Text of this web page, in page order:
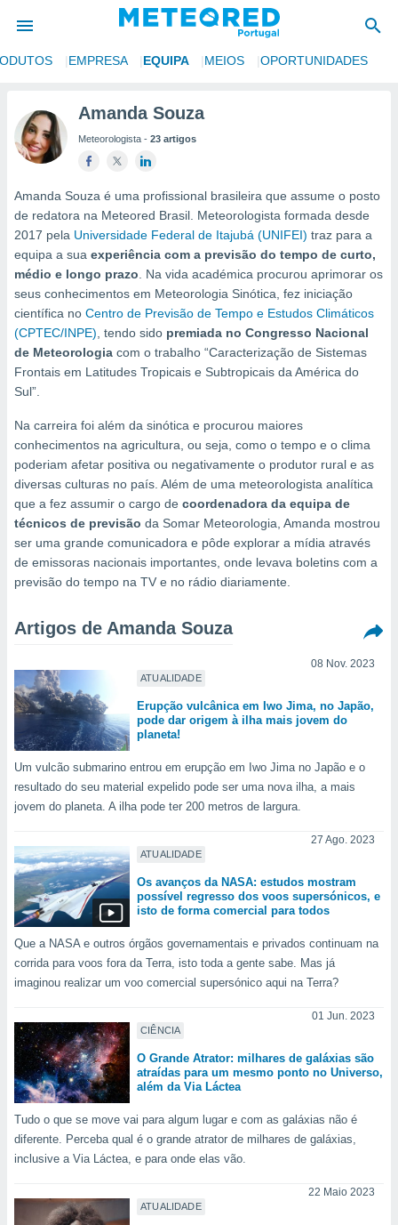
foi
as
fornecidas
a este
das
e
forma
digital
recolhidas
ou
permite-
a nossa
de alta
ao
todos os
ou
o
no
como
um perfil
lhe
com
Pode
na nossa
e
parte
a
a
cookies,
ACEITAR
CONTINUAR
CONFIGURAÇÕES
EMPRESA EQUIPA MEIOS OPORTUNIDADES
Amanda Souza
Meteorologista - 23 artigos
Amanda Souza é uma profissional brasileira que assume o posto
de redatora na Meteored Brasil. Meteorologista formada desde
2017 pela Universidade Federal de Itajubá (UNIFEI) traz para a
equipa a sua experiência com a previsão do tempo de curto,
médio e longo prazo. Na vida académica procurou aprimorar os
seus conhecimentos em Meteorologia Sinótica, fez iniciação
científica no Centro de Previsão de Tempo e Estudos Climáticos
(CPTEC/INPE), tendo sido premiada no Congresso Nacional
de Meteorologia com o trabalho “Caracterização de Sistemas
Frontais em Latitudes Tropicais e Subtropicais da América do
Sul”.
Na carreira foi além da sinótica e procurou maiores
conhecimentos na agricultura, ou seja, como o tempo e o clima
poderiam afetar positiva ou negativamente o produtor rural e as
diversas culturas no país. Além de uma meteorologista analítica
que a fez assumir o cargo de coordenadora da equipa de
técnicos de previsão da Somar Meteorologia, Amanda mostrou
ser uma grande comunicadora e pôde explorar a mídia através
de emissoras nacionais importantes, onde levava boletins com a
previsão do tempo na TV e no rádio diariamente.
Artigos de Amanda Souza
ATUALIDADE
08 Nov. 2023
Erupção vulcânica em Iwo Jima, no Japão,
pode dar origem à ilha mais jovem do
planeta!
Um vulcão submarino entrou em erupção em Iwo Jima no Japão e o
resultado do seu material expelido pode ser uma nova ilha, a mais
jovem do planeta. A ilha pode ter 200 metros de largura.
ATUALIDADE
27 Ago. 2023
Os avanços da NASA: estudos mostram
possível regresso dos voos supersónicos, e
isto de forma comercial para todos
Que a NASA e outros órgãos governamentais e privados continuam na
corrida para voos fora da Terra, isto toda a gente sabe. Mas já
imaginou realizar um voo comercial supersónico aqui na Terra?
CIÊNCIA
01 Jun. 2023
O Grande Atrator: milhares de galáxias são
atraídas para um mesmo ponto no Universo,
além da Via Láctea
Tudo o que se move vai para algum lugar e com as galáxias não é
diferente. Perceba qual é o grande atrator de milhares de galáxias,
inclusive a Via Láctea, e para onde elas vão.
ATUALIDADE
22 Maio 2023